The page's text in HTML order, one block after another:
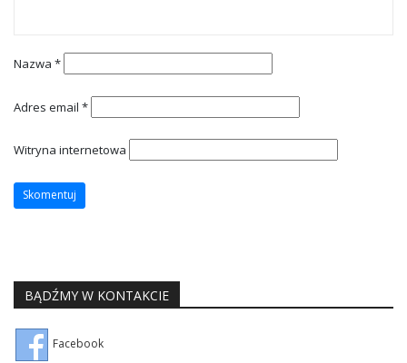
Nazwa *
Adres email *
Witryna internetowa
BĄDŹMY W KONTAKCIE
Facebook